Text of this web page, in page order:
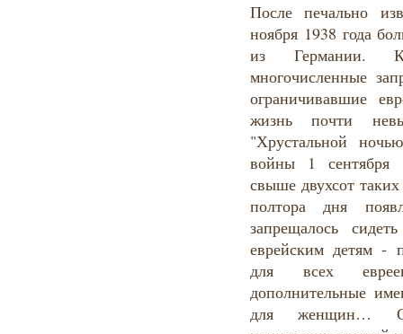
После печально
ноября 1938 года
из Германии. К
многочисленные
ограничивавшие
жизнь почти
"Хрустальной
войны 1 сентября
свыше двухсот
полтора дня
запрещалось
еврейским детям -
для всех
дополнительные
для женщин…